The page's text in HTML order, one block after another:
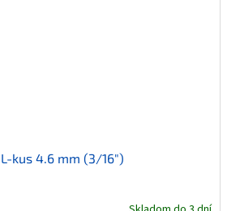
L-kus 4.6 mm (3/16")